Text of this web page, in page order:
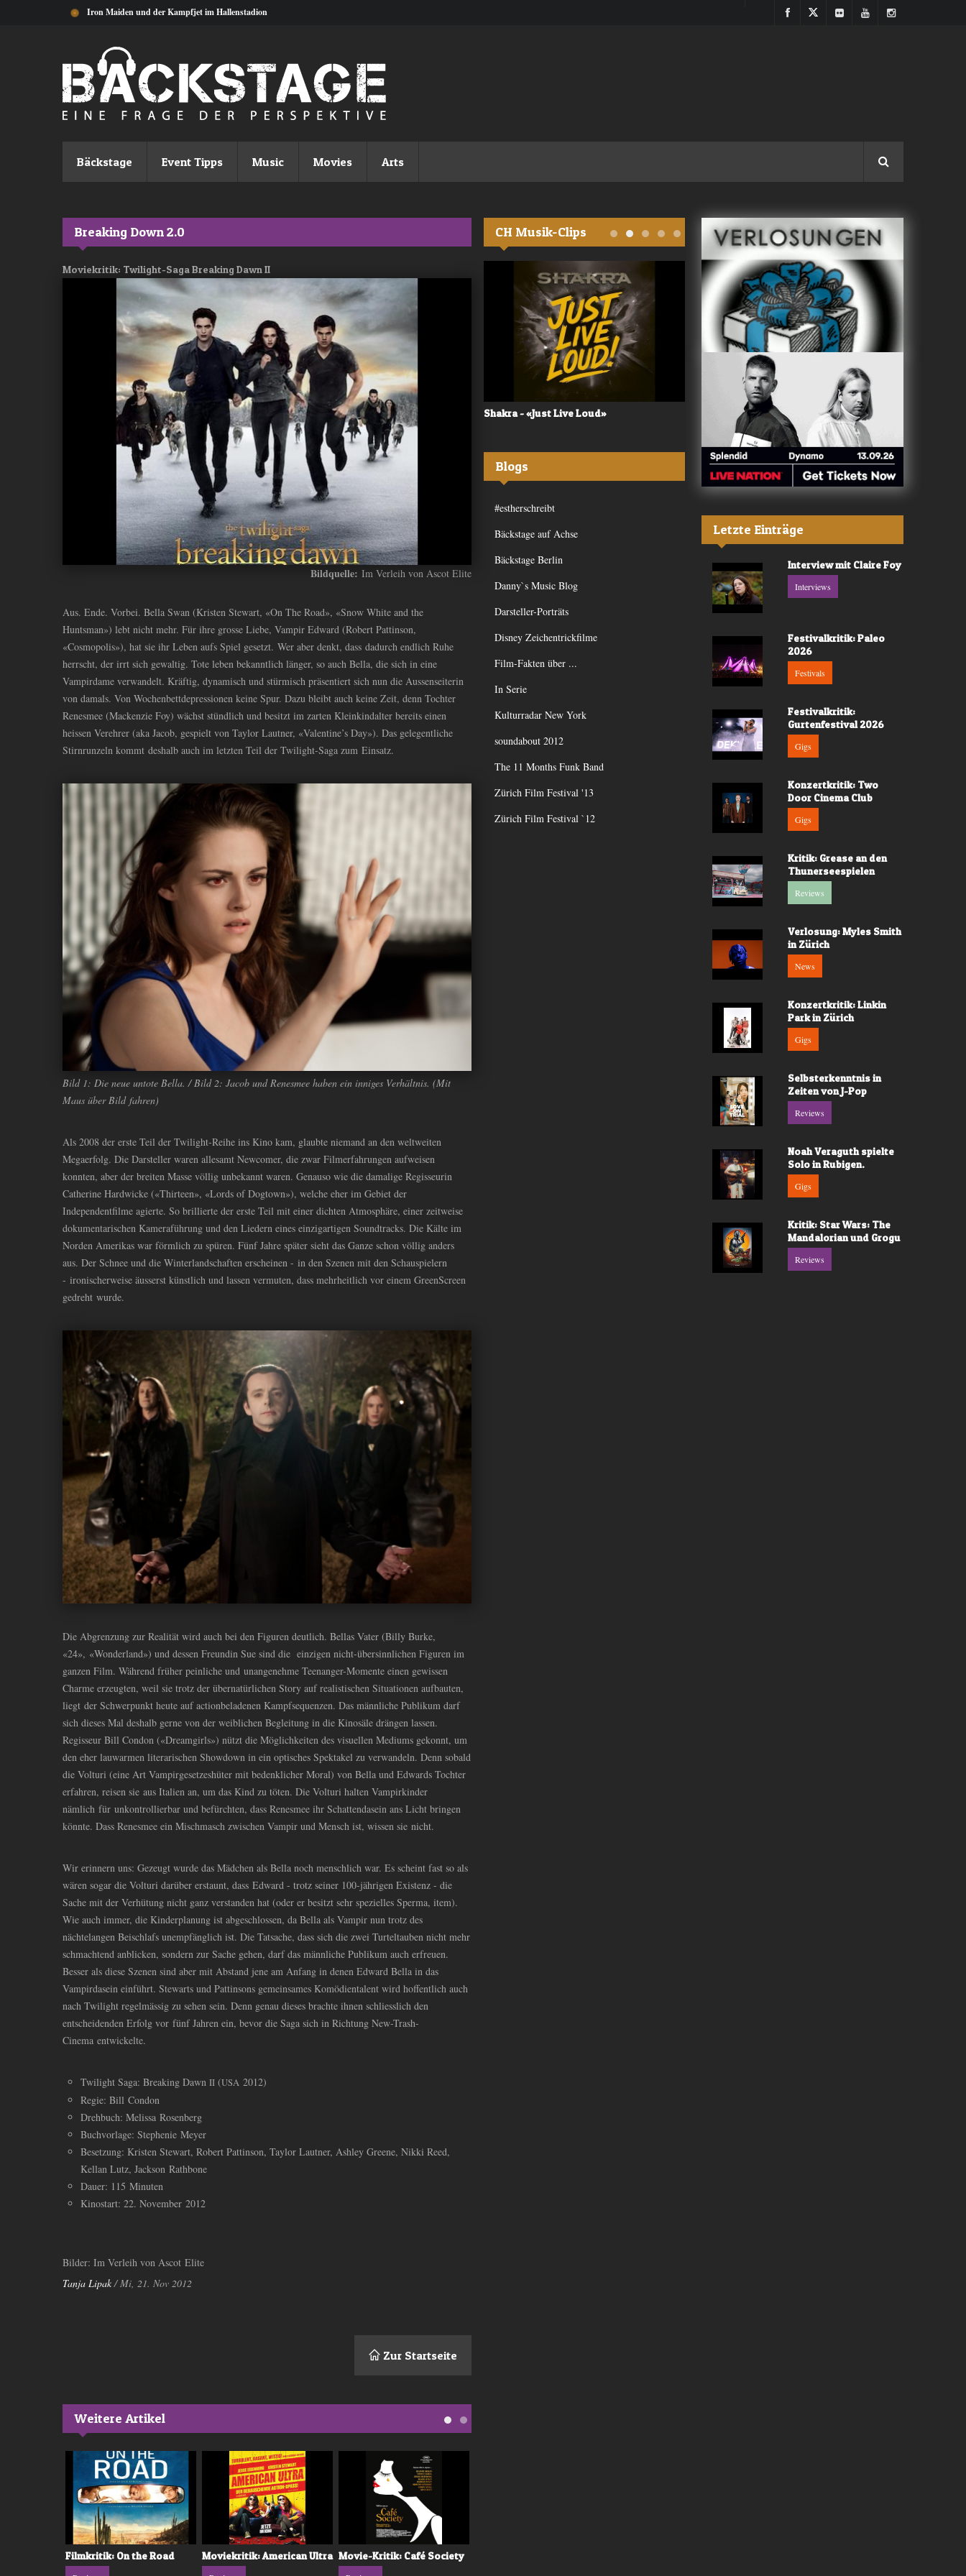
Direkt zum Inhalt Iron Maiden und der Kampfjet im Hallenstadion
Bäckstage Event Tipps Music Movies Arts
Breaking Down 2.0
Moviekritik: Twilight-Saga Breaking Dawn II
Bildquelle: Im Verleih von Ascot Elite
Aus. Ende. Vorbei. Bella Swan (Kristen Stewart, «On The Road», «Snow White and the
Huntsman») lebt nicht mehr. Für ihre grosse Liebe, Vampir Edward (Robert Pattinson,
«Cosmopolis»), hat sie ihr Leben aufs Spiel gesetzt. Wer aber denkt, dass dadurch endlich Ruhe
herrscht, der irrt sich gewaltig. Tote leben bekanntlich länger, so auch Bella, die sich in eine
Vampirdame verwandelt. Kräftig, dynamisch und stürmisch präsentiert sich nun die Aussenseiterin
von damals. Von Wochenbettdepressionen keine Spur. Dazu bleibt auch keine Zeit, denn Tochter
Renesmee (Mackenzie Foy) wächst stündlich und besitzt im zarten Kleinkindalter bereits einen
heissen Verehrer (aka Jacob, gespielt von Taylor Lautner, «Valentine’s Day»). Das gelegentliche
Stirnrunzeln kommt deshalb auch im letzten Teil der Twilight-Saga zum Einsatz.
Bild 1: Die neue untote Bella. / Bild 2: Jacob und Renesmee haben ein inniges Verhältnis. (Mit
Maus über Bild fahren)
Als 2008 der erste Teil der Twilight-Reihe ins Kino kam, glaubte niemand an den weltweiten
Megaerfolg. Die Darsteller waren allesamt Newcomer, die zwar Filmerfahrungen aufweisen
konnten, aber der breiten Masse völlig unbekannt waren. Genauso wie die damalige Regisseurin
Catherine Hardwicke («Thirteen», «Lords of Dogtown»), welche eher im Gebiet der
Independentfilme agierte. So brillierte der erste Teil mit einer dichten Atmosphäre, einer zeitweise
dokumentarischen Kameraführung und den Liedern eines einzigartigen Soundtracks. Die Kälte im
Norden Amerikas war förmlich zu spüren. Fünf Jahre später sieht das Ganze schon völlig anders
aus. Der Schnee und die Winterlandschaften erscheinen - in den Szenen mit den Schauspielern
- ironischerweise äusserst künstlich und lassen vermuten, dass mehrheitlich vor einem GreenScreen
gedreht wurde.
Die Abgrenzung zur Realität wird auch bei den Figuren deutlich. Bellas Vater (Billy Burke,
«24», «Wonderland») und dessen Freundin Sue sind die einzigen nicht-übersinnlichen Figuren im
ganzen Film. Während früher peinliche und unangenehme Teenanger-Momente einen gewissen
Charme erzeugten, weil sie trotz der übernatürlichen Story auf realistischen Situationen aufbauten,
liegt der Schwerpunkt heute auf actionbeladenen Kampfsequenzen. Das männliche Publikum darf
sich dieses Mal deshalb gerne von der weiblichen Begleitung in die Kinosäle drängen lassen.
Regisseur Bill Condon («Dreamgirls») nützt die Möglichkeiten des visuellen Mediums gekonnt, um
den eher lauwarmen literarischen Showdown in ein optisches Spektakel zu verwandeln. Denn sobald
die Volturi (eine Art Vampirgesetzeshüter mit bedenklicher Moral) von Bella und Edwards Tochter
erfahren, reisen sie aus Italien an, um das Kind zu töten. Die Volturi halten Vampirkinder
nämlich für unkontrollierbar und befürchten, dass Renesmee ihr Schattendasein ans Licht bringen
könnte. Dass Renesmee ein Mischmasch zwischen Vampir und Mensch ist, wissen sie nicht.
Wir erinnern uns: Gezeugt wurde das Mädchen als Bella noch menschlich war. Es scheint fast so als
wären sogar die Volturi darüber erstaunt, dass Edward - trotz seiner 100-jährigen Existenz - die
Sache mit der Verhütung nicht ganz verstanden hat (oder er besitzt sehr spezielles Sperma, item).
Wie auch immer, die Kinderplanung ist abgeschlossen, da Bella als Vampir nun trotz des
nächtelangen Beischlafs unempfänglich ist. Die Tatsache, dass sich die zwei Turteltauben nicht mehr
schmachtend anblicken, sondern zur Sache gehen, darf das männliche Publikum auch erfreuen.
Besser als diese Szenen sind aber mit Abstand jene am Anfang in denen Edward Bella in das
Vampirdasein einführt. Stewarts und Pattinsons gemeinsames Komödientalent wird hoffentlich auch
nach Twilight regelmässig zu sehen sein. Denn genau dieses brachte ihnen schliesslich den
entscheidenden Erfolg vor fünf Jahren ein, bevor die Saga sich in Richtung New-Trash-
Cinema entwickelte.
Twilight Saga: Breaking Dawn II (USA 2012)
Regie: Bill Condon
Drehbuch: Melissa Rosenberg
Buchvorlage: Stephenie Meyer
Besetzung: Kristen Stewart, Robert Pattinson, Taylor Lautner, Ashley Greene, Nikki Reed,
Kellan Lutz, Jackson Rathbone
Dauer: 115 Minuten
Kinostart: 22. November 2012
Bilder: Im Verleih von Ascot Elite
Tanja Lipak/ Mi, 21. Nov 2012
Zur Startseite
Weitere Artikel
Filmkritik: On the Road Moviekritik: American Ultra Movie-Kritik: Café Society
CH Musik-Clips
ANDIYAH - «Frequency» Shakra - «Just Live Loud» Valerù - «IL MARE»
Blogs
#estherschreibt
Bäckstage auf Achse
Bäckstage Berlin
Danny`s Music Blog
Darsteller-Porträts
Disney Zeichentrickfilme
Film-Fakten über ...
In Serie
Kulturradar New York
soundabout 2012
The 11 Months Funk Band
Zürich Film Festival '13
Zürich Film Festival `12
Letzte Einträge
Interview mit Claire Foy
Interviews
Festivalkritik: Paleo
2026
Festivals
Festivalkritik:
Gurtenfestival 2026
Gigs
Konzertkritik: Two
Door Cinema Club
Gigs
Kritik: Grease an den
Thunerseespielen
Reviews
Verlosung: Myles Smith
in Zürich
News
Konzertkritik: Linkin
Park in Zürich
Gigs
Selbsterkenntnis in
Zeiten von J-Pop
Reviews
Noah Veraguth spielte
Solo in Rubigen.
Gigs
Kritik: Star Wars: The
Mandalorian und Grogu
Reviews